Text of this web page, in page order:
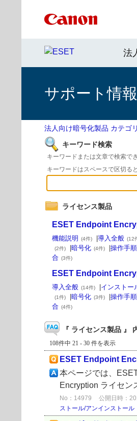
法
サポート情
法人向け暗号化製品 カテゴ
キーワード検索
キーワードまたは文章で検索で
キーワードはスペースで区切る
ライセンス製品
ESET Endpoint
機能説明
(4件) 導入全般 (12
(2件) 暗号化 (4件) 操作手順
合 (3件)
ESET Endpoint
導入全般 (14件) インストー
(1件) 暗号化 (3件) 操作手順
合 (4件)
『 ライセンス製品 』
108件中 21 - 30 件を表示
ESET Endpoint
本ページでは、
Encryption ライセン
No：14979 公開日時：
ストール/アンインストール